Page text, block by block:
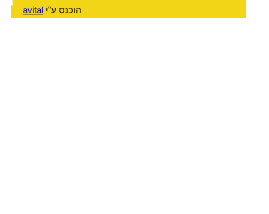
הוכנס ע"י avital